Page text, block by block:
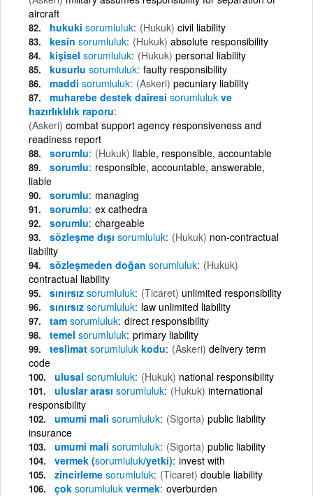
aircraft
hukuki sorumluluk (Hukuk) civil liability
kesin sorumluluk (Hukuk) absolute responsibility
kişisel sorumluluk (Hukuk) personal liability
kusurlu sorumluluk faulty responsibility
maddi sorumluluk (Askeri) pecuniary liability
muharebe destek dairesi sorumluluk ve
hazırlıklılık raporu
(Askeri) combat support agency responsiveness and
readiness report
sorumlu (Hukuk) liable, responsible, accountable
sorumlu responsible, accountable, answerable,
liable
sorumlu managing
sorumlu ex cathedra
sorumlu chargeable
sözleşme dışı sorumluluk (Hukuk) non-contractual
liability
sözleşmeden doğan sorumluluk (Hukuk)
contractual liability
sınırsız sorumluluk (Ticaret) unlimited responsibility
sınırsız sorumluluk law unlimited liability
tam sorumluluk direct responsibility
temel sorumluluk primary liability
teslimat sorumluluk kodu (Askeri) delivery term
code
ulusal sorumluluk (Hukuk) national responsibility
uluslar arası sorumluluk (Hukuk) international
responsibility
umumi mali sorumluluk (Sigorta) public liability
insurance
umumi mali sorumluluk (Sigorta) public liability
vermek (sorumluluk/yetki) invest with
zincirleme sorumluluk (Ticaret) double liability
çok sorumluluk vermek overburden